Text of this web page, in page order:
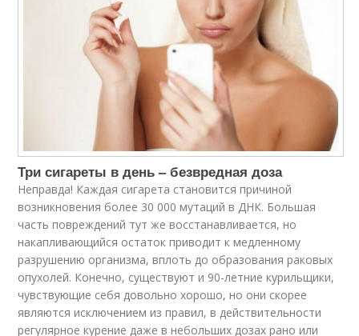
Три сигареты в день – безвредная доза
Неправда! Каждая сигарета становится причиной
возникновения более 30 000 мутаций в ДНК. Большая
часть повреждений тут же восстанавливается, но
накапливающийся остаток приводит к медленному
разрушению организма, вплоть до образования раковых
опухолей. Конечно, существуют и 90-летние курильщики,
чувствующие себя довольно хорошо, но они скорее
являются исключением из правил, в действительности
регулярное курение даже в небольших дозах рано или